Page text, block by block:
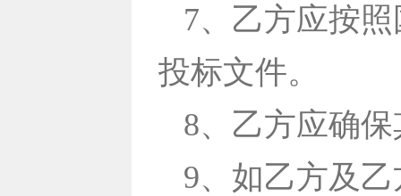
7、乙方应按
投标文件。
8、乙方应确
9、如乙方及